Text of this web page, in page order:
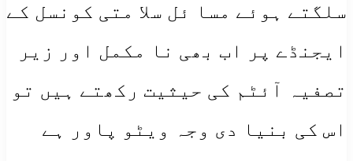
سلگتے ہوئے مسا ئل سلا متی کونسل کے
ایجنڈے پر اب بھی نا مکمل اور زیر
تصفیہ آئٹم کی حیثیت رکھتے ہیں تو
اس کی بنیا دی وجہ ویٹو پاور ہے